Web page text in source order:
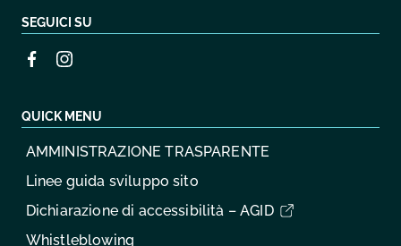
SEGUICI SU
QUICK MENU
AMMINISTRAZIONE TRASPARENTE
Linee guida sviluppo sito
Dichiarazione di accessibilità – AGID
Whistleblowing